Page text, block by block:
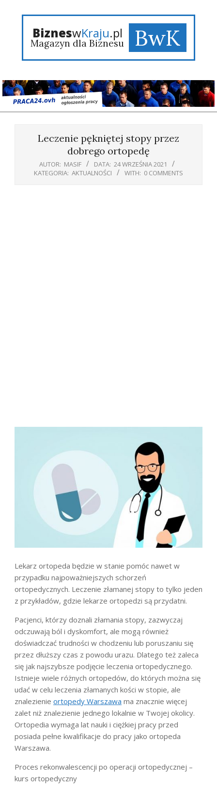
BizneswKraju.pl
Magazyn dla Biznesu BwK
Leczenie pękniętej stopy przez
dobrego ortopedę
AUTOR: MASIF DATA: 24 WRZEŚNIA 2021
KATEGORIA: AKTUALNOŚCI WITH: 0 COMMENTS
Lekarz ortopeda będzie w stanie pomóc nawet w
przypadku najpoważniejszych schorzeń
ortopedycznych. Leczenie złamanej stopy to tylko jeden
z przykładów, gdzie lekarze ortopedzi są przydatni.
Pacjenci, którzy doznali złamania stopy, zazwyczaj
odczuwają ból i dyskomfort, ale mogą również
doświadczać trudności w chodzeniu lub poruszaniu się
przez dłuższy czas z powodu urazu. Dlatego też zaleca
się jak najszybsze podjęcie leczenia ortopedycznego.
Istnieje wiele różnych ortopedów, do których można się
udać w celu leczenia złamanych kości w stopie, ale
znalezienie ortopedy Warszawa ma znacznie więcej
zalet niż znalezienie jednego lokalnie w Twojej okolicy.
Ortopedia wymaga lat nauki i ciężkiej pracy przed
posiada pełne kwalifikacje do pracy jako ortopeda
Warszawa.
Proces rekonwalescencji po operacji ortopedycznej –
kurs ortopedyczny